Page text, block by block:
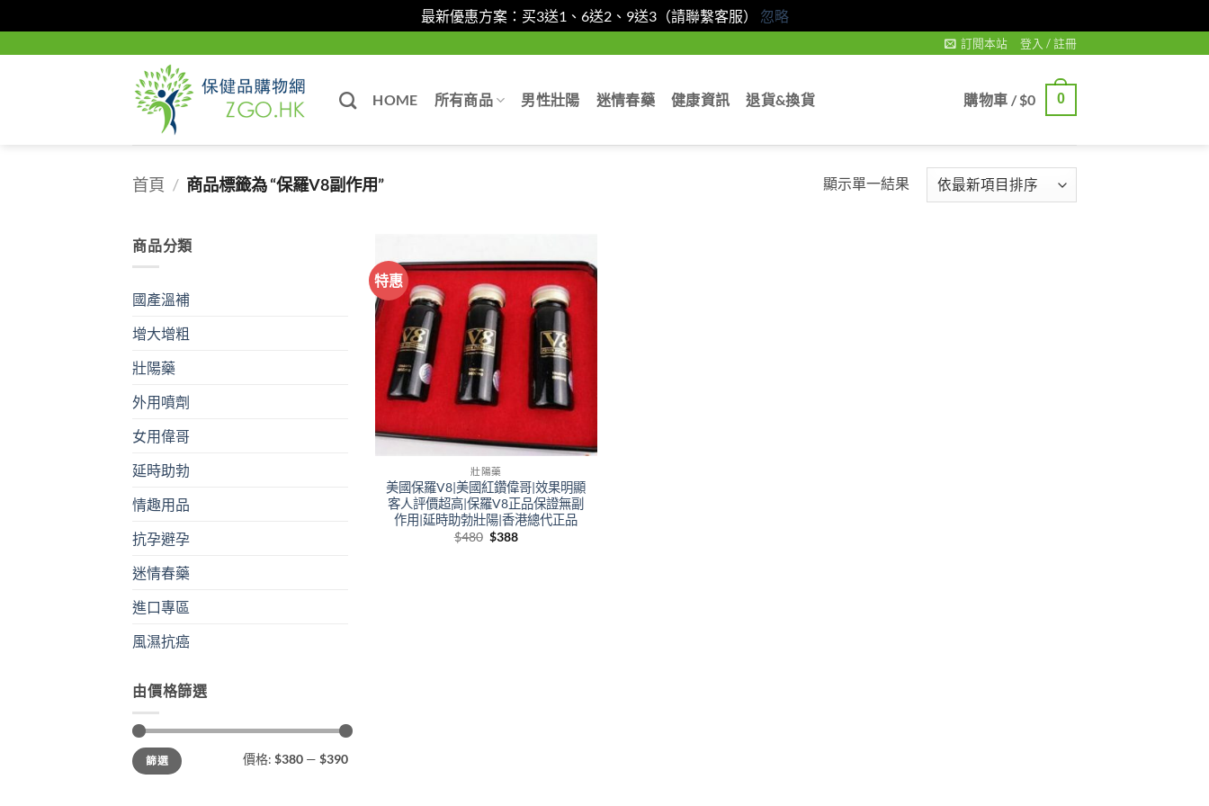
最新優惠方案：买3送1、6送2、9送3（請聯繫客服） 忽略
訂閱本站 登入 / 註冊
HOME 所有商品 男性壯陽 迷情春藥 健康資訊 退貨&換貨 購物車 /$0 0
首頁 / 商品標籤為 “保羅V8副作用” 顯示單一結果
商品分類
國產溫補
增大增粗
壯陽藥
外用噴劑
女用偉哥
延時助勃
情趣用品
抗孕避孕
迷情春藥
進口專區
風濕抗癌
由價格篩選
最
低
價
最
高
價
篩選 價格: $380 — $390
特惠
+
壯陽藥
美國保羅V8|美國紅鑽偉哥|效果明顯
客人評價超高|保羅V8正品保證無副
作用|延時助勃壯陽|香港總代正品
$480 Original
$388Current